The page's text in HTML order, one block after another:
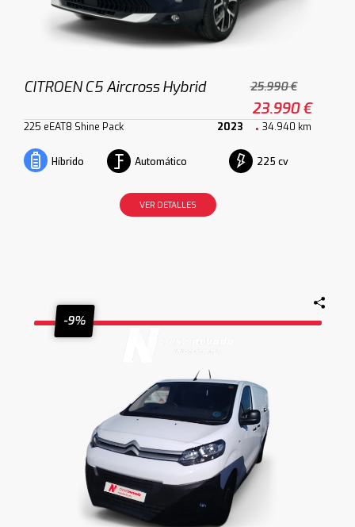
CITROEN C5 Aircross Hybrid 25.990 €
23.990 €
225 eEAT8 Shine Pack 2023 34.940 km
Híbrido Automático 225 cv
VER DETALLES
-9%